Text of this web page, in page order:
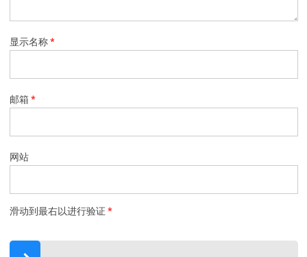
显示名称*
邮箱*
网站
滑动到最右以进行验证 *